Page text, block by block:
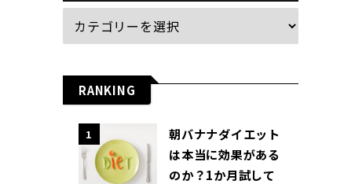
RANKING
1
朝バナナダイエット
は本当に効果がある
のか？1か月試して